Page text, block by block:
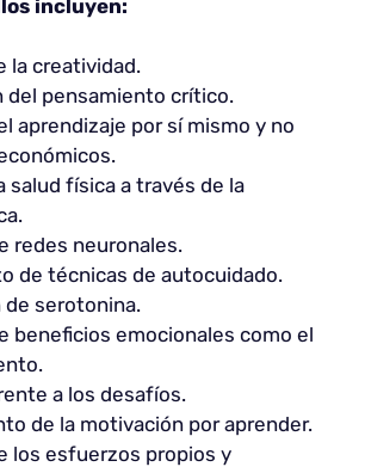
incluyen:
la creatividad.
del pensamiento crítico.
aprendizaje por sí mismo y no
salud física a través de la
redes neuronales.
de técnicas de autocuidado.
de serotonina.
beneficios emocionales como el
a los desafíos.
de la motivación por aprender.
los esfuerzos propios y